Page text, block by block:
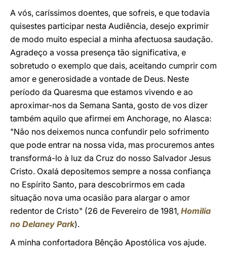
A vós, caríssimos doentes, que sofreis, e que todavia
quisestes participar nesta Audiência, desejo exprimir
de modo muito especial a minha afectuosa saudação.
Agradeço a vossa presença tão significativa, e
sobretudo o exemplo que dais, aceitando cumprir com
amor e generosidade a vontade de Deus. Neste
período da Quaresma que estamos vivendo e ao
aproximar-nos da Semana Santa, gosto de vos dizer
também aquilo que afirmei em Anchorage, no Alasca:
"Não nos deixemos nunca confundir pelo sofrimento
que pode entrar na nossa vida, mas procuremos antes
transformá-lo à luz da Cruz do nosso Salvador Jesus
Cristo. Oxalá depositemos sempre a nossa confiança
no Espírito Santo, para descobrirmos em cada
situação nova uma ocasião para alargar o amor
redentor de Cristo" (26 de Fevereiro de 1981, Homilia
no Delaney Park).
A minha confortadora Bênção Apostólica vos ajude.